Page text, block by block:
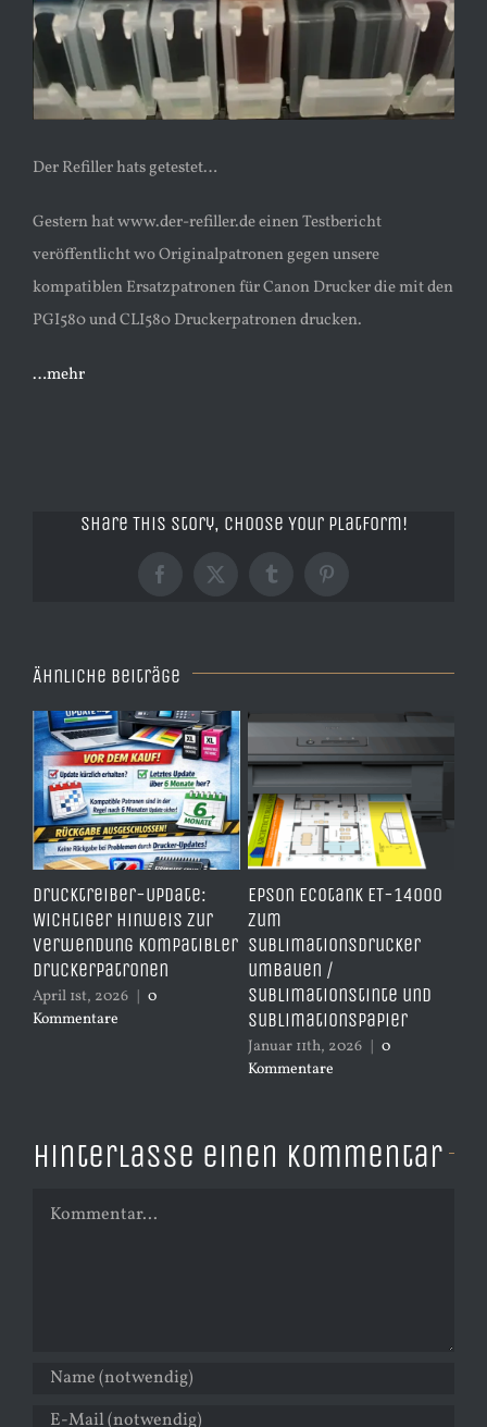
Der Refiller hats getestet…
Gestern hat www.der-refiller.de einen Testbericht
veröffentlicht wo Originalpatronen gegen unsere
kompatiblen Ersatzpatronen für Canon Drucker die mit den
PGI580 und CLI580 Druckerpatronen drucken.
…mehr
Share This Story, Choose Your Platform!
Facebook
X TumblrPinterest
Ähnliche Beiträge
Drucktreiber-Update:
Wichtiger Hinweis zur
Verwendung kompatibler
Druckerpatronen
April 1st, 2026
0
Kommentare
Epson Ecotank ET-14000
zum
Sublimationsdrucker
umbauen /
Sublimationstinte und
Sublimationspapier
Januar 11th, 2026
0
Kommentare
Hinterlasse einen Kommentar
Kommentar